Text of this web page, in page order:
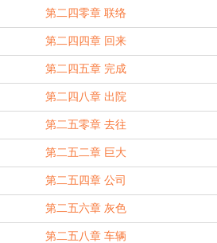
第二四零章 联络
第二四四章 回来
第二四五章 完成
第二四八章 出院
第二五零章 去往
第二五二章 巨大
第二五四章 公司
第二五六章 灰色
第二五八章 车辆